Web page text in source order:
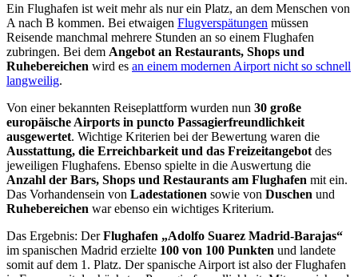
Ein Flughafen ist weit mehr als nur ein Platz, an dem Menschen von
A nach B kommen. Bei etwaigen Flugverspätungen müssen
Reisende manchmal mehrere Stunden an so einem Flughafen
zubringen. Bei dem Angebot an Restaurants, Shops und
Ruhebereichen wird es an einem modernen Airport nicht so schnell
langweilig.
Von einer bekannten Reiseplattform wurden nun 30 große
europäische Airports in puncto Passagierfreundlichkeit
ausgewertet. Wichtige Kriterien bei der Bewertung waren die
Ausstattung, die Erreichbarkeit und das Freizeitangebot des
jeweiligen Flughafens. Ebenso spielte in die Auswertung die
Anzahl der Bars, Shops und Restaurants am Flughafen mit ein.
Das Vorhandensein von Ladestationen sowie von Duschen und
Ruhebereichen war ebenso ein wichtiges Kriterium.
Das Ergebnis: DerFlughafen „Adolfo Suarez Madrid-Barajas“
im spanischen Madrid erzielte 100 von 100 Punkten und landete
somit auf dem 1. Platz. Der spanische Airport ist also der Flughafen